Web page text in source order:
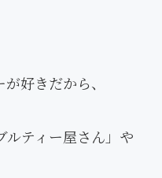
好きだから、
ルティー屋さん」や